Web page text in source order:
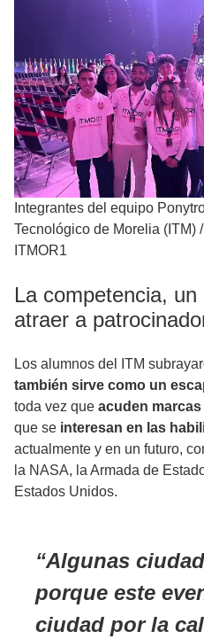
Integrantes del equipo
Tecnológico de Morelia (ITM) /
ITMOR1
La competencia,
atraer a
Los alumnos del ITM
también sirve como un
toda vez que acuden
que se interesan en las
actualmente y en un futuro,
la NASA, la Armada de
Estados Unidos.
Algunas
porque este
ciudad por la